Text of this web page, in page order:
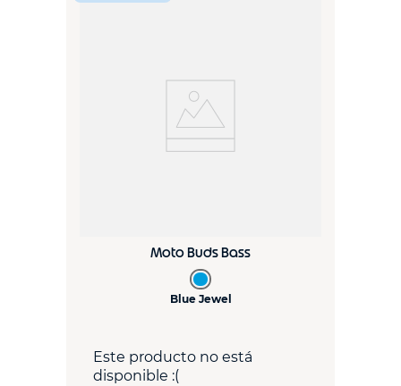
Moto Buds Bass
Blue Jewel
Este producto no está
disponible :(